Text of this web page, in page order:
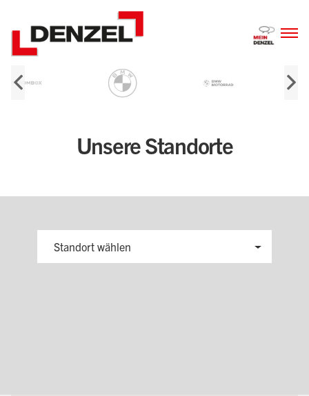
Inhalt
Unsere Standorte
Standort wählen